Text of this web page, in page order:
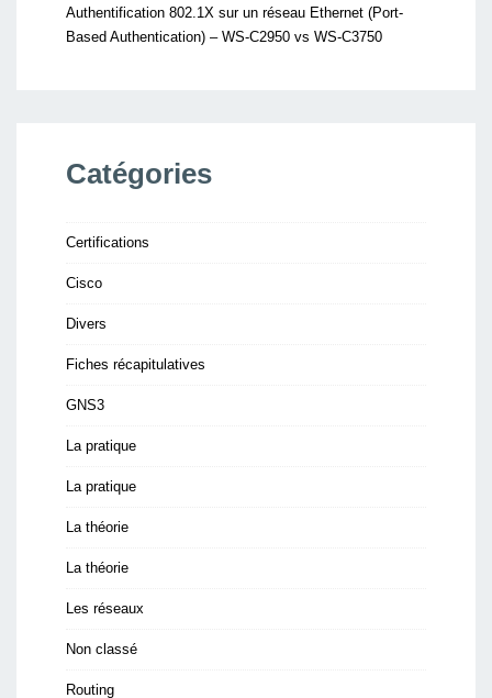
Authentification 802.1X sur un réseau Ethernet (Port-
Based Authentication) – WS-C2950 vs WS-C3750
Catégories
Certifications
Cisco
Divers
Fiches récapitulatives
GNS3
La pratique
La pratique
La théorie
La théorie
Les réseaux
Non classé
Routing